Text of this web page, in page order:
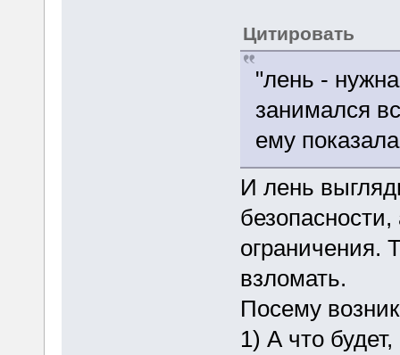
Цитировать
"лень -
занимался
ему
И лень
ограничения.
взломать.
Посему
1) А что